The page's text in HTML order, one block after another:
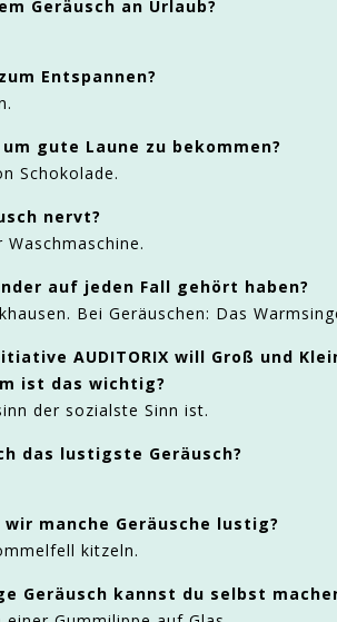
Geräusch an Urlaub?
Entspannen?
gute Laune zu bekommen?
Schokolade.
nervt?
auf jeden Fall gehört haben?
Bei Geräuschen: Das
AUDITORIX will Groß und
ist das wichtig?
der sozialste Sinn ist.
das lustigste Geräusch?
manche Geräusche lustig?
kitzeln.
Geräusch kannst du selbst